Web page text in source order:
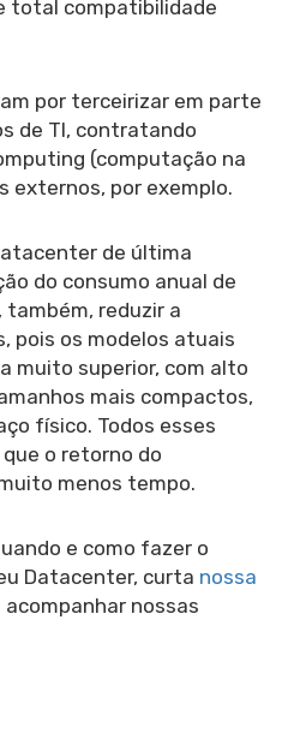
total compatibilidade
por terceirizar em parte
de TI, contratando
(computação na
externos, por exemplo.
de última
do consumo anual de
reduzir a
pois os modelos atuais
muito superior, com alto
mais compactos,
físico. Todos esses
o retorno do
menos tempo.
e como fazer o
Datacenter, curta nossa
acompanhar nossas